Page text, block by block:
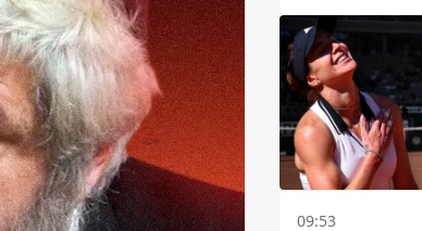
09:53